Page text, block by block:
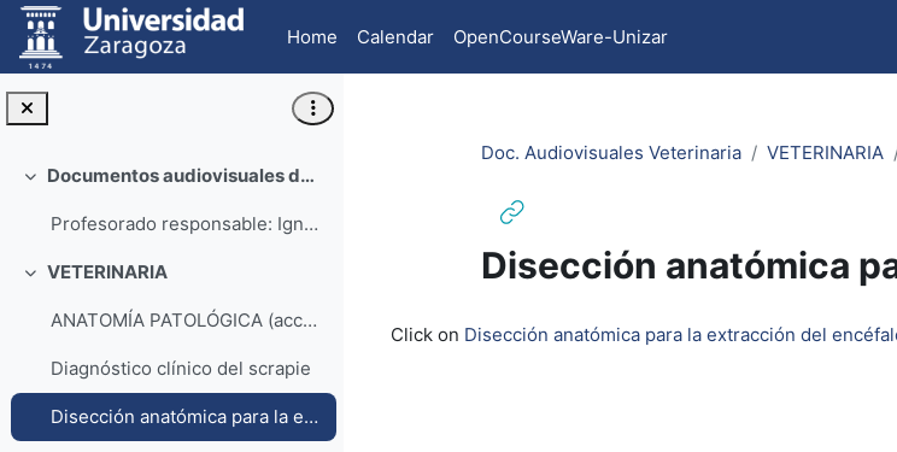
Skip to main content
Home
Calendar OpenCourseWare-Unizar
Collapse Documentos audiovisuales de la Facultad de Veterinaria
Profesorado responsable: Ignacio Álvarez Lanzarote...
Collapse
VETERINARIA
ANATOMÍA PATOLÓGICA (acceso lista de reproducción YouTube)
Diagnóstico clínico del scrapie
Disección anatómica para la extracción del encéfalo
Doc. Audiovisuales Veterinaria VETERINARIA
Disección anatómica
Click on Disección anatómica para la extracción del